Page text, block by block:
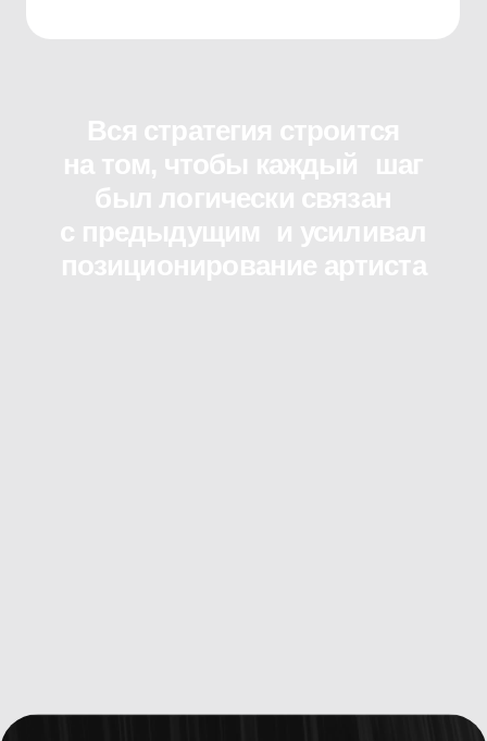
могли провести для вас бесплатную